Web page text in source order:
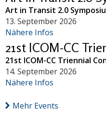
Art in Transit 2.0
13. September 2026
Nähere Infos
21st ICOM-CC
21st ICOM-CC Triennial
14. September 2026
Nähere Infos
Mehr Events